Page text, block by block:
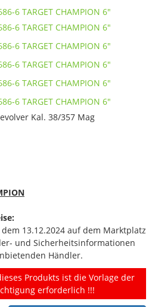
Kal. 38/357 Mag
13.12.2024 auf dem Marktplatz
und Sicherheitsinformationen
Händler.
Produkts ist die Vorlage der
erforderlich !!!